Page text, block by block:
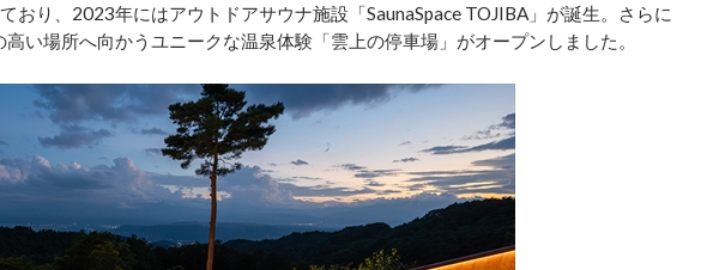
おり、2023年にはアウトドアサウナ施設「SaunaSpace TOJIBA」が誕生。さらに
い場所へ向かうユニークな温泉体験「雲上の停車場」がオープンしました。